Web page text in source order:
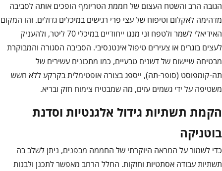
הגובה הרב והשטח העצום של חממת הטריומף הופכים אותה לסביבה
מדהימה לאקלום וטיפוח של עצי פרי רגישים במיכלים גדולים. זהו המקום
האידיאלי לשמר ולטפח זני מנגו ייחודיים במיכלי 70 ליטר, ולהעניק
לעצים בוגרים או צעירים טיפול אינטנסיבי. הסביבה הסגורה והמבוקרת
מבטיחה שיישום של דשנים טבעיים, כמו מתכונים עשירים של
תה-קומפוסט (סופר-תה), ייספג בצורה אופטימלית בקרקע ללא חשש
משטיפה על ידי גשמים עזים, מה שמבטיח צימוח חזק ובריא.
הקמת תשתיות גידול אלגנטיות וסדנת
בוטניקה
כדי לשמור על המראה היוקרתי של החממה מבפנים, ניתן לשלב בה
תשתיות עבודה אסתטיות וחזקות. החלל הרחב מאפשר לתכנן ולבנות